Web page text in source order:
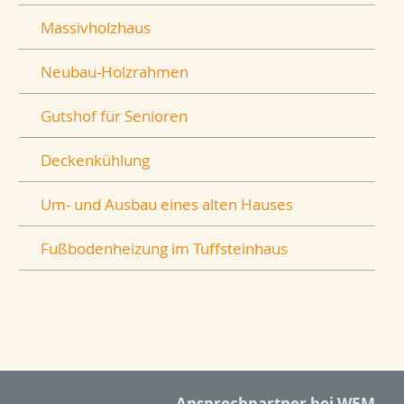
Massivholzhaus
Neubau-Holzrahmen
Gutshof für Senioren
Deckenkühlung
Um- und Ausbau eines alten Hauses
Fußbodenheizung im Tuffsteinhaus